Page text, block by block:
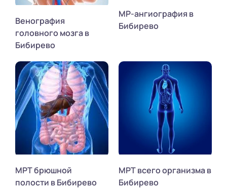
Венография
головного мозга в
Бибирево
МР-ангиография в
Бибирево
МРТ брюшной
полости в Бибирево
МРТ всего организма в
Бибирево